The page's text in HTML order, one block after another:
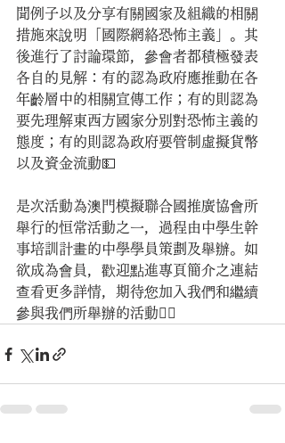
聞例子以及分享有關國家及組織的相關
措施來說明「國際網絡恐怖主義」。其
後進行了討論環節，參會者都積極發表
各自的見解：有的認為政府應推動在各
年齡層中的相關宣傳工作；有的則認為
要先理解東西方國家分別對恐怖主義的
態度；有的則認為政府要管制虛擬貨幣
以及資金流動💵
是次活動為澳門模擬聯合國推廣協會所
舉行的恒常活動之一，過程由中學生幹
事培訓計畫的中學學員策劃及舉辦。如
欲成為會員，歡迎點進專頁簡介之連結
查看更多詳情，期待您加入我們和繼續
參與我們所舉辦的活動❤️‍🔥